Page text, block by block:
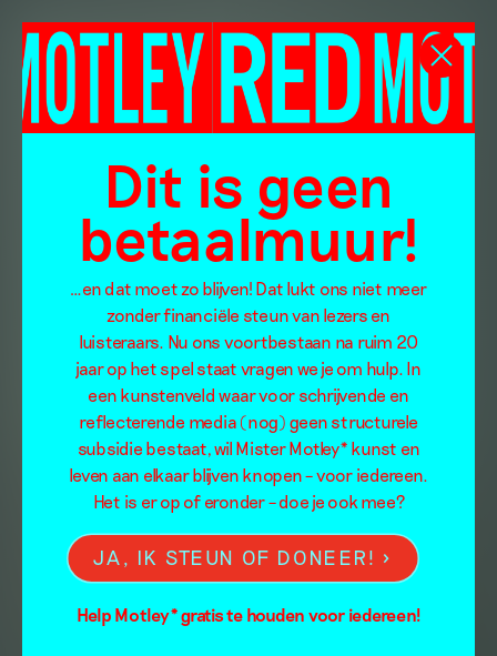
Dit is geen
betaalmuur!
…en dat moet zo blijven! Dat lukt ons niet meer
zonder financiële steun van lezers en
luisteraars. Nu ons voortbestaan na ruim 20
jaar op het spel staat vragen we je om hulp. In
een kunstenveld waar voor schrijvende en
reflecterende media (nog) geen structurele
subsidie bestaat, wil Mister Motley* kunst en
leven aan elkaar blijven knopen – voor iedereen.
Het is er op of eronder – doe je ook mee?
JA, IK STEUN OF DONEER!
Help Motley* gratis te houden voor iedereen!